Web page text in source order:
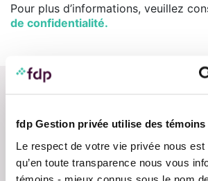
fdp Gestion privée utilise des témoins
Le respect de votre vie privée nous est
qu’en toute transparence nous vous
témoins - mieux connus sous le nom
Pour plus d’informations, veuillez
de confidentialité.
Nous contacter